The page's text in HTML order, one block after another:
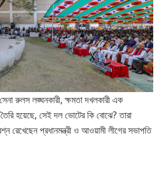
রুলস লঙ্ঘনকারী, ক্ষমতা দখলকারী এক
হয়েছে, সেই দল ভোটের কি বোঝে? তারা
রেখেছেন প্রধানমন্ত্রী ও আওয়ামী লীগের সভাপতি